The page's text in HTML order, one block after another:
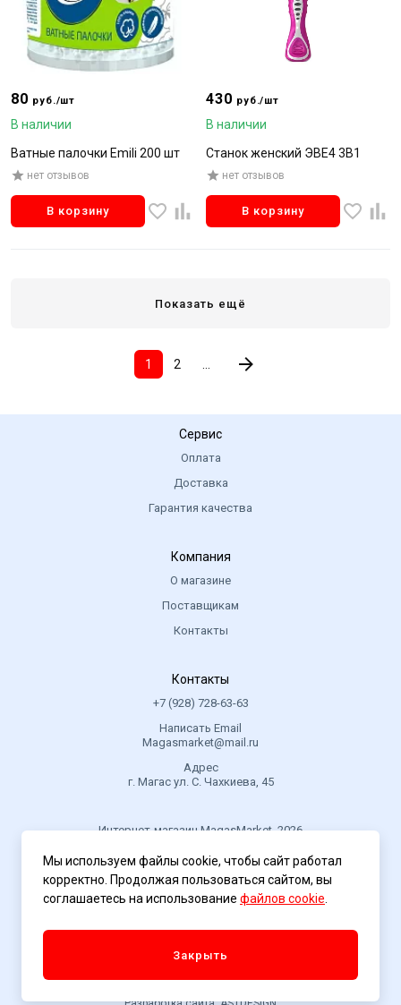
80 руб./шт
В наличии
Ватные палочки Emili 200 шт
нет отзывов
В корзину
430 руб./шт
В наличии
Станок женский ЭВЕ4 3В1
нет отзывов
В корзину
Показать ещё
1 2
Сервис
Оплата
Доставка
Гарантия качества
Компания
О магазине
Поставщикам
Контакты
Контакты
+7 (928) 728-63-63
Написать Email
Magasmarket@mail.ru
Адрес
г. Магас ул. С. Чахкиева, 45
Интернет-магазин MagasMarket, 2026
Политика конфиденциальности
Мы используем файлы cookie, чтобы сайт работал
корректно. Продолжая пользоваться сайтом, вы
соглашаетесь на использование файлов cookie
Закрыть